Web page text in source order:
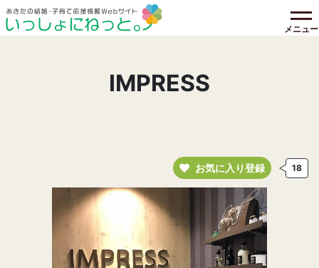
メニュー
IMPRESS
お気に入り登録 18